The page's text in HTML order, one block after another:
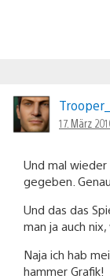
17. März
Und mal
gegeben.
Und das das
man ja auch
Naja ich hab
hammer Grafik!